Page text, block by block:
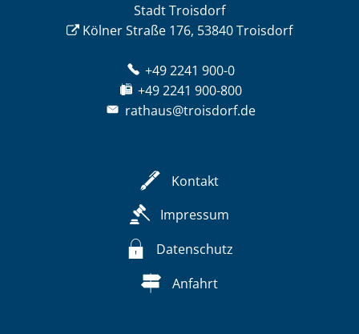
Stadt Troisdorf
Kölner Straße 176, 53840 Troisdorf
+49 2241 900-0
+49 2241 900-800
rathaus@troisdorf.de
Kontakt
Impressum
Datenschutz
Anfahrt